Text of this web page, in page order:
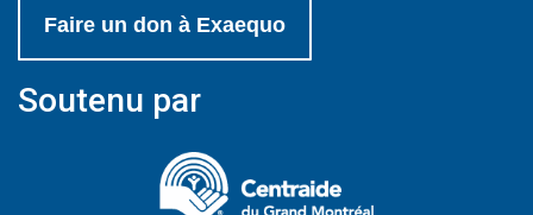
Faire un don à Exaequo
Soutenu par